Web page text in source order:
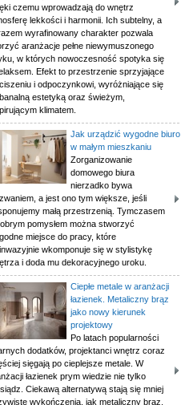
czemu wprowadzają do wnętrz
lekkości i harmonii. Ich subtelny, a
wyrafinowany charakter pozwala
aranżacje pełne niewymuszonego
w których nowoczesność spotyka się
Efekt to przestrzenie sprzyjające
i odpoczynkowi, wyróżniające się
estetyką oraz świeżym,
klimatem.
Jak urządzić wygodne biuro
w małym mieszkaniu
Zorganizowanie
domowego biura
nierzadko bywa
a jest ono tym większe, jeśli
małą przestrzenią. Tymczasem
pomysłem można stworzyć
miejsce do pracy, które
wkomponuje się w stylistykę
i doda mu dekoracyjnego uroku.
Ciepłe metale w aranżacji
łazienek. Metaliczny brąz
jako nowy kierunek
projektowy
Po latach popularności
dodatków, projektanci wnętrz coraz
sięgają po cieplejsze metale. W
łazienek prym wiedzie nie tylko
Ciekawą alternatywą stają się mniej
wykończenia, jak metaliczny brąz.